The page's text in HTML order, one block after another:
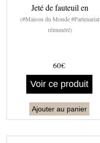
Jeté de fauteuil en
(#Maison du Monde #Partenariat
rémunéré)
60€
Voir ce produit
Ajouter au panier